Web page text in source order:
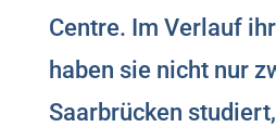
Centre. Im Verlauf
haben sie nicht nur
Saarbrücken